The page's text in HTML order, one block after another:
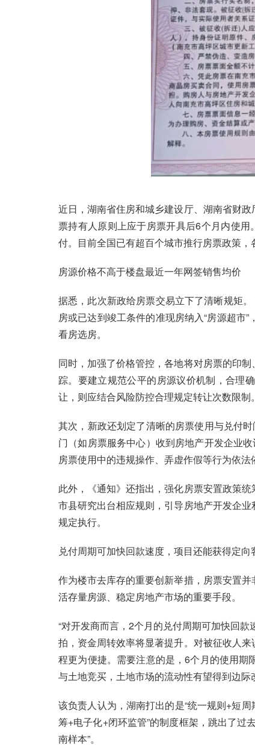
近日，湖南省住房和城乡建设厅、湖南省财
票持有人原则上应于房票开具后6个月内使
付。目前全国已有超百个城市推行房票政策
房源价格不高于楼盘最近一年网签销售均价
据悉，此次新政给房票交易立下了清晰规矩
房或已达到竣工条件的准现房纳入“房源超市
看房选房。
同时，加强了价格管控，各地将对房票的印
踪。要建立规范公平的房源议价机制，合理
让，则应结合风险防控合理规定转让次数限制。
其次，新政还划定了清晰的房票使用与兑付
门（如房票服务中心）收到房地产开发企业
房票使用中的违规操作、弄虚作假等行为依法
此外，《通知》还指出，强化房票安置政策
市县研究出台相应规则，引导房地产开发企
规定执行。
兑付周期可加快回款速度，项目还能获得定向
作为楼市去库存的重要创新举措，房票安置
活存量房源、稳定房地产市场的重要手段。
“对开发商而言，2个月的兑付周期可加快回
拍，资金周转效率将显著提升。对被征收人
程更为便捷。需要注意的是，6个月的使用
与土地竞买，土地市场的流动性有望得到边际
该负责人认为，湖南打出的是“统一规则+短
筹+电子化+闭环监管”的制度框架，跳出了过
南样本”。